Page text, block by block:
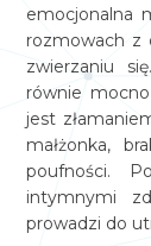
emocjonalna
rozmowach z
zwierzaniu
równie
jest
małżonka,
poufności.
intymnymi
prowadzi do